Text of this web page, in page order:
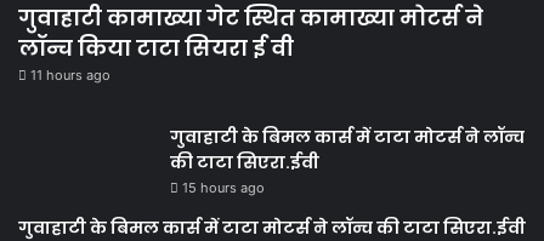
गुवाहाटी कामाख्या गेट स्थित कामाख्या मोटर्स ने
लॉन्च किया टाटा सियरा ई वी
11 hours ago
गुवाहाटी के बिमल कार्स में टाटा मोटर्स ने लॉन्च
की टाटा सिएरा.ईवी
15 hours ago
गुवाहाटी के बिमल कार्स में टाटा मोटर्स ने लॉन्च की टाटा सिएरा.ईवी